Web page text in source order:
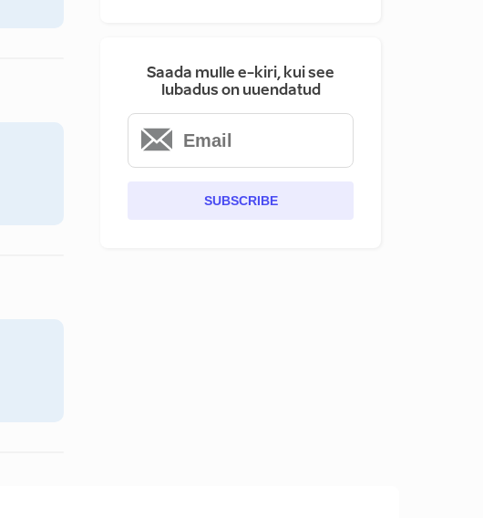
Saada mulle e-kiri, kui see
lubadus on uuendatud
SUBSCRIBE